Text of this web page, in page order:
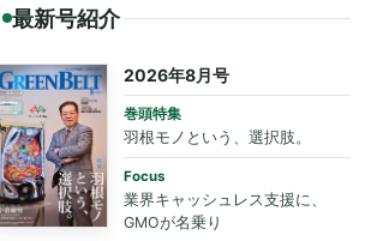
最新号紹介
2026年8月号
巻頭特集
羽根モノという、選択肢。
Focus
業界キャッシュレス支援に、
GMOが名乗り